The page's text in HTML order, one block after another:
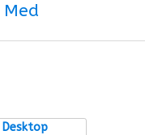
Desktop